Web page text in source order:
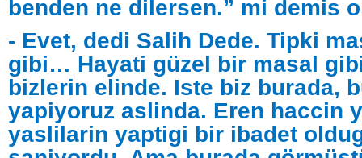
benden ne dilersen.” mi demis
- Evet, dedi Salih Dede. Tipki
gibi… Hayati güzel bir masal
bizlerin elinde. Iste biz burada,
yapiyoruz aslinda. Eren haccin
yaslilarin yaptigi bir ibadet